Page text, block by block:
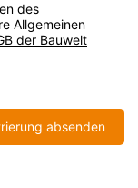
des
Allgemeinen
der Bauwelt
absenden